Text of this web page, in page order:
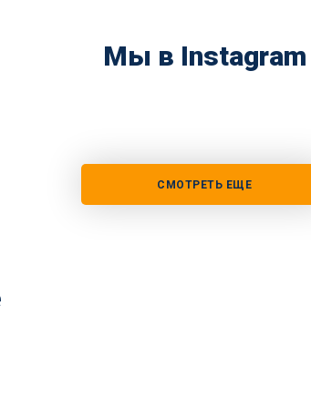
Мы в Instagram
СМОТРЕТЬ ЕЩЕ